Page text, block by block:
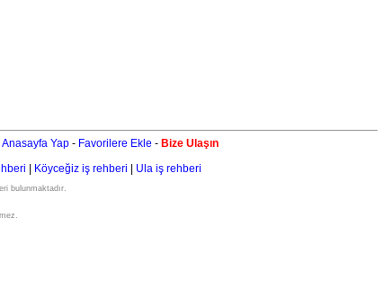
Anasayfa Yap - Favorilere Ekle - Bize Ulaşın
Köyceğiz iş rehberi Ula iş rehberi
bulunmaktadır.